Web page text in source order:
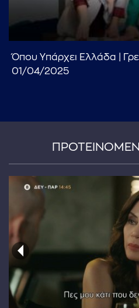
...πληκτρολογήστε
Όπου Υπάρχει Ελλάδα |
01/04/2025